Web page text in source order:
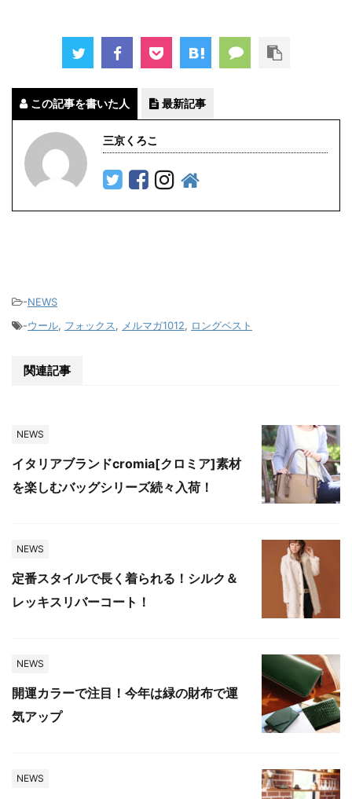
この記事を書いた人 最新記事
三京くろこ
-NEWS
-ウール, フォックス, メルマガ1012, ロングベスト
関連記事
NEWS
イタリアブランドcromia[クロミア]素材
を楽しむバッグシリーズ続々入荷！
NEWS
定番スタイルで長く着られる！シルク＆
レッキスリバーコート！
NEWS
開運カラーで注目！今年は緑の財布で運
気アップ
NEWS